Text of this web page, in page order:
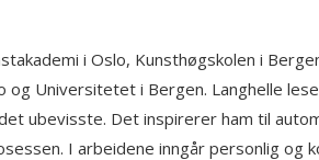
i Oslo, Kunsthøgskolen i
og Universitetet i Bergen. Langhelle
ubevisste. Det inspirerer ham til
I arbeidene inngår personlig og